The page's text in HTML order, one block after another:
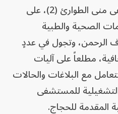
واطّلع خلال زيارته مستشفى منى الطوارئ (2)، على
الصحية والطبية
الرحمن، وتجول في عددٍ
مطلعاً على آليات
مع البلاغات والحالات
للمستشفى
المقدمة للحجاج.